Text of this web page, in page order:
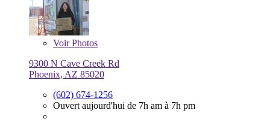
VoirPhotos
9300 N Cave Creek Rd
Phoenix, AZ 85020
(602) 674-1256
Ouvert aujourd'hui de 7h am à 7h pm